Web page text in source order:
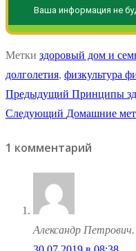
Ваша информация не
Метки здоровый дом и
долголетия, физкультура
Навигация
записям
Предыдущий Предыдущая
запись:
Принципы
Следующий Следующая
Домашние
1 комментарий
Александр Петрович.